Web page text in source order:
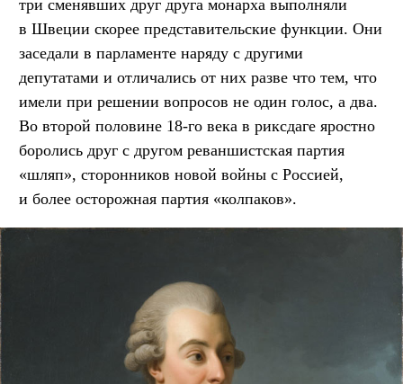
три сменявших друг друга монарха выполняли
в Швеции скорее представительские функции. Они
заседали в парламенте наряду с другими
депутатами и отличались от них разве что тем, что
имели при решении вопросов не один голос, а два.
Во второй половине 18-го века в риксдаге яростно
боролись друг с другом реваншистская партия
«шляп», сторонников новой войны с Россией,
и более осторожная партия «колпаков».